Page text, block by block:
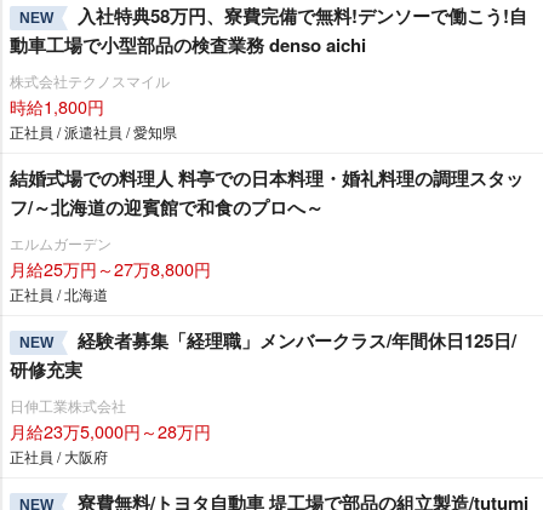
NEW
入社特典58万円、寮費完備で無料!デンソーで働こう!自
動車工場で小型部品の検査業務 denso aichi
株式会社テクノスマイル
時給1,800円
正社員 / 派遣社員 / 愛知県
結婚式場での料理人 料亭での日本料理・婚礼料理の調理スタッ
フ/～北海道の迎賓館で和食のプロへ～
エルムガーデン
月給25万円～27万8,800円
正社員 / 北海道
NEW
経験者募集「経理職」メンバークラス/年間休日125日/
研修充実
日伸工業株式会社
月給23万5,000円～28万円
正社員 / 大阪府
NEW 寮費無料/トヨタ自動車 堤工場で部品の組立製造/tutumi